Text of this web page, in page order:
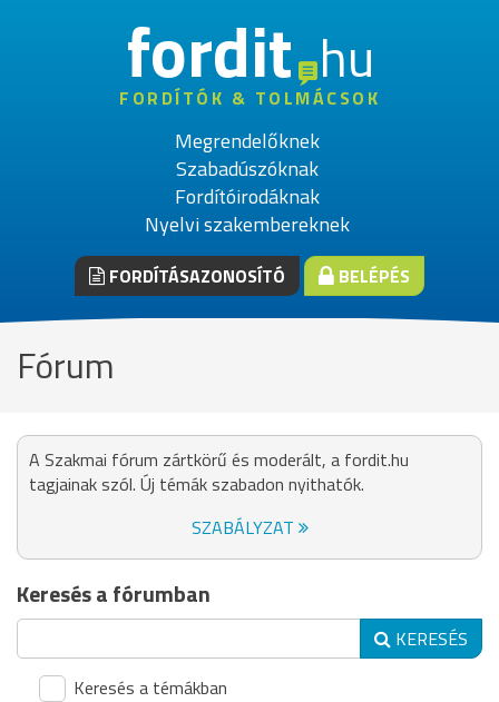
fordithu
FORDÍTÓK & TOLMÁCSOK
Megrendelőknek
Szabadúszóknak
Fordítóirodáknak
Nyelvi szakembereknek
FORDÍTÁSAZONOSÍTÓ BELÉPÉS
Fórum
A Szakmai fórum zártkörű és moderált, a fordit.hu
tagjainak szól. Új témák szabadon nyithatók.
SZABÁLYZAT
Keresés a fórumban
KERESÉS
Keresés a témákban